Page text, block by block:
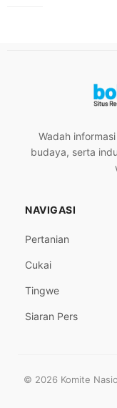
Wadah
budaya, serta
NAVIGASI
Pertanian
Cukai
Tingwe
Siaran Pers
© 2026 Komite